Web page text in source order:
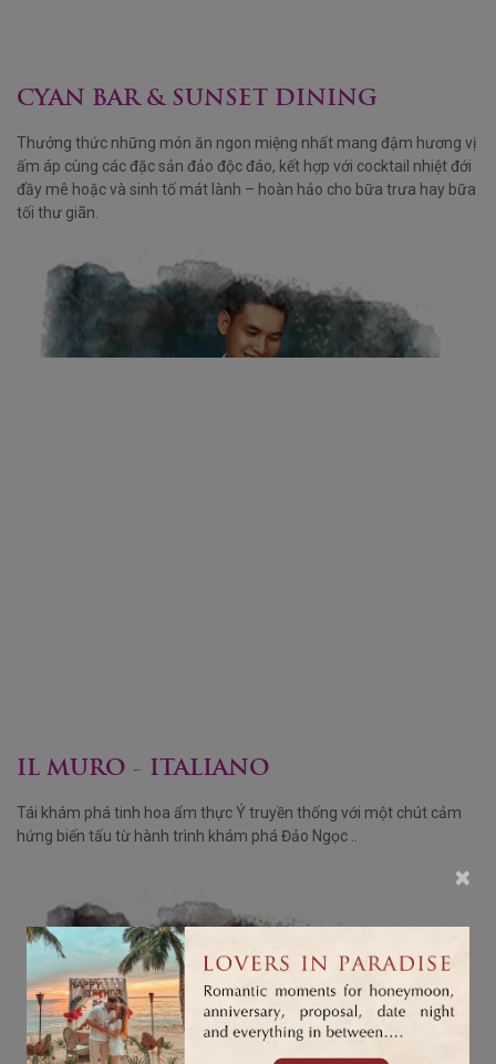
CYAN BAR & SUNSET DINING
Thưởng thức những món ăn ngon miệng nhất mang đậm hương vị
ấm áp cùng các đặc sản đảo độc đáo, kết hợp với cocktail nhiệt đới
đầy mê hoặc và sinh tố mát lành – hoàn hảo cho bữa trưa hay bữa
tối thư giãn.
IL MURO - ITALIANO
Tái khám phá tinh hoa ẩm thực Ý truyền thống với một chút cảm
hứng biến tấu từ hành trình khám phá Đảo Ngọc ..
×